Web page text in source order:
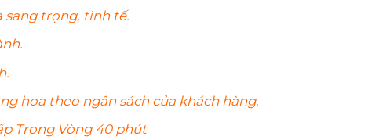
tại
là:
sang trọng, tinh tế.
hoa theo ngân sách của khách hàng.
Trong Vòng 40 phút